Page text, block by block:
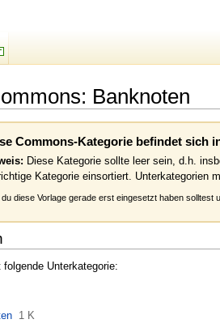
Banknoten
Commons-Kategorie befindet sich
Diese Kategorie sollte leer sein, d.h.
Kategorie einsortiert. Unterkategorien
diese Vorlage gerade erst eingesetzt haben solltest
Unterkategorie:
1 K